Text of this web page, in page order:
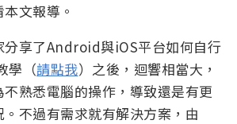
文報導。
分享了Android與iOS平台如何自行
學（請點我）之後，迴響相當大，
熟悉電腦的操作，導致還是有更
不過有需求就有解決方案，由